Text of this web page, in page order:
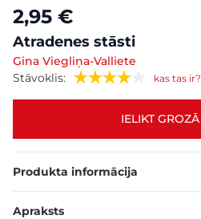
2,95 €
Atradenes stāsti
Gina Viegliņa-Valliete
Stāvoklis:
kas tas ir?
IELIKT GROZĀ
Produkta informācija
Apraksts